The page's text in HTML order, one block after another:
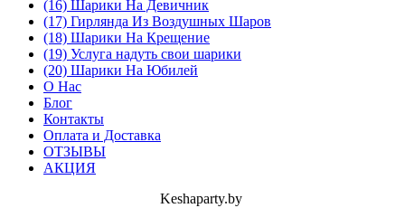
(16) Шарики На Девичник
(17) Гирлянда Из Воздушных Шаров
(18) Шарики На Крещение
(19) Услуга надуть свои шарики
(20) Шарики На Юбилей
О Нас
Блог
Контакты
Оплата и Доставка
ОТЗЫВЫ
АКЦИЯ
Keshaparty.by